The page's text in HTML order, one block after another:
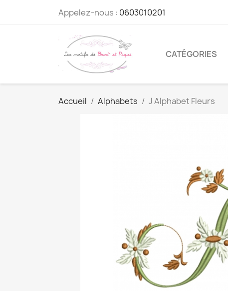
Appelez-nous : 0603010201
CATÉGORIES
Accueil Alphabets J Alphabet Fleurs